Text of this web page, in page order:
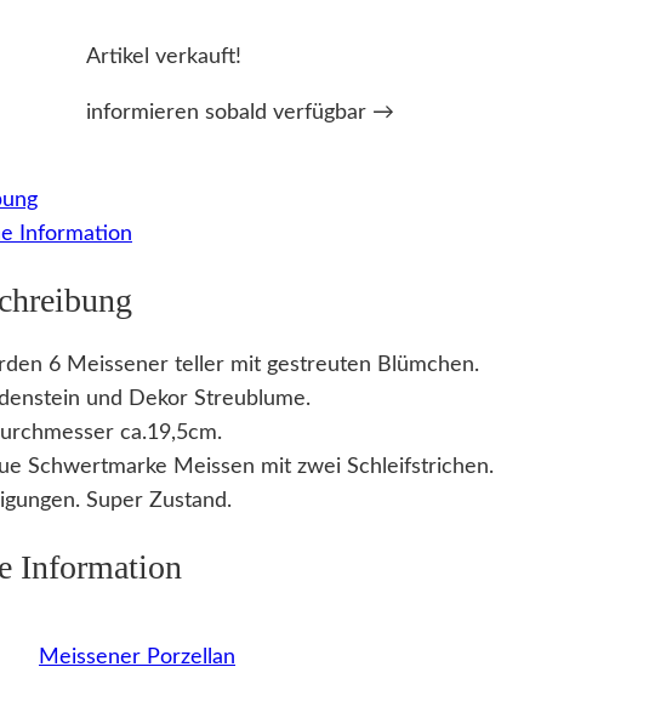
Artikel verkauft!
informieren sobald verfügbar →
Information
6 Meissener teller mit gestreuten Blümchen.
und Dekor Streublume.
ca.19,5cm.
Schwertmarke Meissen mit zwei Schleifstrichen.
Super Zustand.
Information
Meissener Porzellan